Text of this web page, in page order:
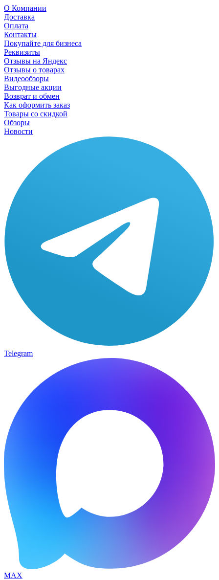
О Компании
Доставка
Оплата
Контакты
Покупайте для бизнеса
Реквизиты
Отзывы на Яндекс
Отзывы о товарах
Видеообзоры
Выгодные акции
Возврат и обмен
Как оформить заказ
Товары со скидкой
Обзоры
Новости
Telegram
MAX